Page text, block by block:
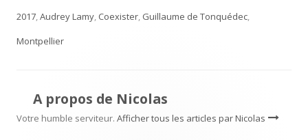
le
2017,Audrey Lamy, Coexister, Guillaume de Tonquédec,
Montpellier
A propos de Nicolas
Votre humble serviteur. Afficher tous les articles par Nicolas